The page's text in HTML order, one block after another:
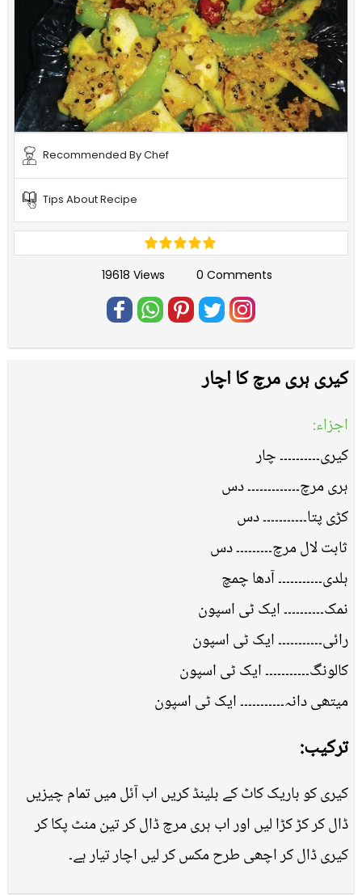
Recommended By Chef
Tips About Recipe
19618 Views 0 Comments
کیری ہری مرچ کا اچار
اجزاء:
کیری۔۔۔۔۔۔۔۔۔۔ چار
ہری مرچ۔۔۔۔۔۔۔۔۔۔۔۔۔ دس
کڑی پتا۔۔۔۔۔۔۔۔۔۔۔ دس
ثابت لال مرچ۔۔۔۔۔۔۔۔۔ دس
ہلدی۔۔۔۔۔۔۔۔۔۔۔ آدھا چمچ
نمک۔۔۔۔۔۔۔۔۔۔ ایک ٹی اسپون
رائی۔۔۔۔۔۔۔۔۔۔۔ ایک ٹی اسپون
کالونگ۔۔۔۔۔۔۔۔۔۔۔ ایک ٹی اسپون
میتھی دانہ۔۔۔۔۔۔۔۔۔۔۔ ایک ٹی اسپون
ترکیب:
کیری کو باریک کاٹ کے بلینڈ کریں اب آئل میں تمام چیزیں
ڈال کر کڑ کڑا لیں اور اب ہری مرچ ڈال کر تین منٹ پکا کر
کیری ڈال کر اچھی طرح مکس کر لیں اچار تیار ہے۔